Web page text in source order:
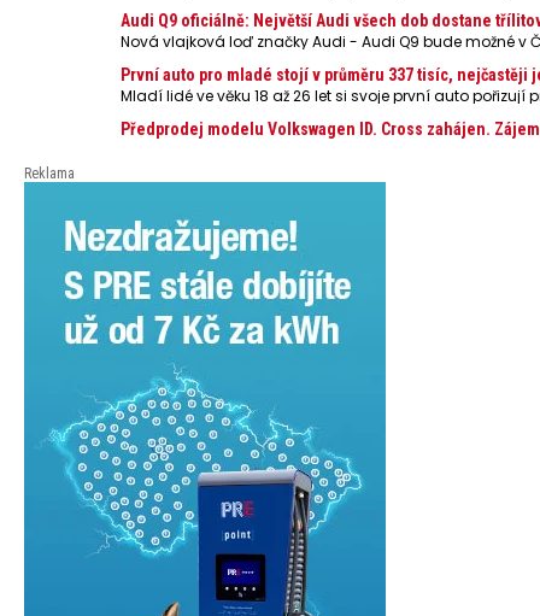
Audi Q9 oficiálně: Největší Audi všech dob dostane
Nová vlajková loď značky Audi - Audi Q9 bude možné v
První auto pro mladé stojí v průměru 337 tisíc, nejčastěji
Mladí lidé ve věku 18 až 26 let si svoje první auto
Předprodej modelu Volkswagen ID. Cross zahájen.
Reklama